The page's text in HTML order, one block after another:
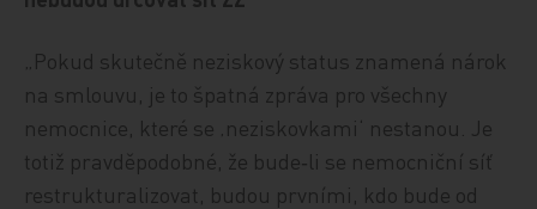
„Pokud skutečně neziskový status znamená nárok
na smlouvu, je to špatná zpráva pro všechny
nemocnice, které se ‚neziskovkami‘ nestanou. Je
totiž pravděpodobné, že bude‑li se nemocniční síť
restrukturalizovat, budou prvními, kdo bude od